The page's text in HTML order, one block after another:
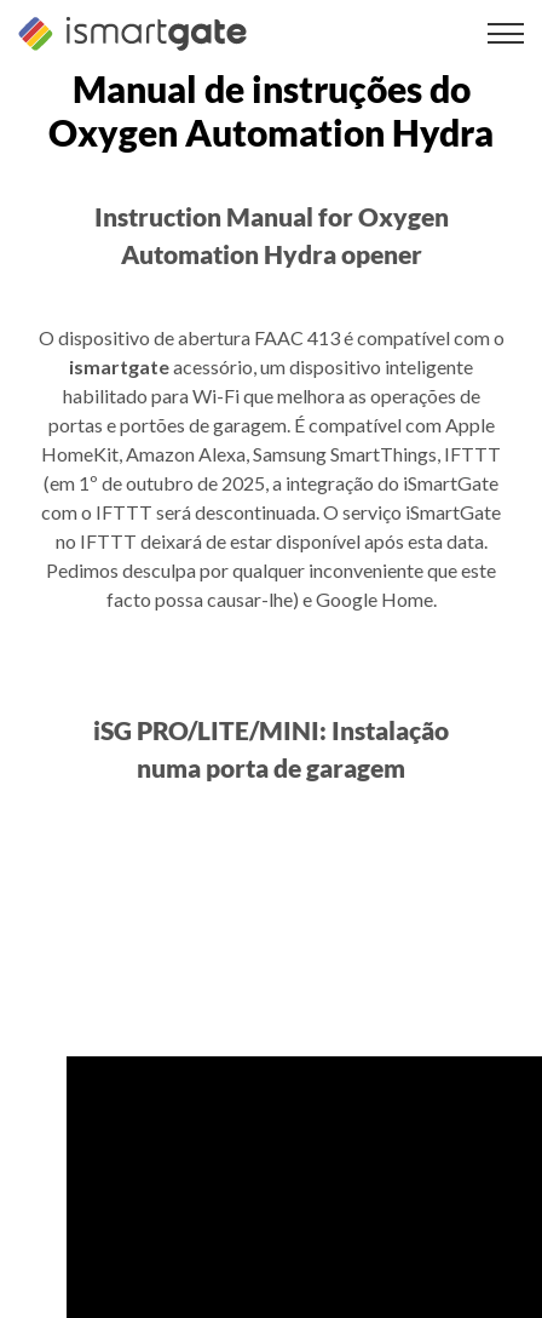
Saltar
para
conteúdoManual de instruções do
Oxygen Automation Hydra
Instruction Manual for Oxygen
Automation Hydra opener
O dispositivo de abertura FAAC 413 é compatível com o
ismartgateacessório, um dispositivo inteligente
habilitado para Wi-Fi que melhora as operações de
portas e portões de garagem. É compatível com Apple
HomeKit, Amazon Alexa, Samsung SmartThings, IFTTT
(em 1º de outubro de 2025, a integração do iSmartGate
com o IFTTT será descontinuada. O serviço iSmartGate
no IFTTT deixará de estar disponível após esta data.
Pedimos desculpa por qualquer inconveniente que este
facto possa causar-lhe) e Google Home.
iSG PRO/LITE/MINI: Instalação
numa porta de garagem